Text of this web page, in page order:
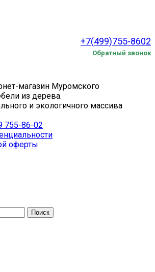
+7(499)755-8602
Обратный звонок
магазин Муромского
из дерева.
и экологичного массива
755-86-02
оферты
Поиск